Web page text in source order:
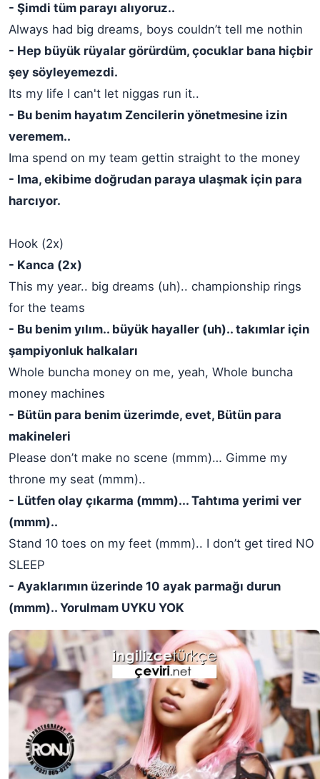
- Şimdi tüm parayı alıyoruz..
Always had big dreams, boys couldn’t tell me nothin
- Hep büyük rüyalar görürdüm, çocuklar bana hiçbir
şey söyleyemezdi.
Its my life I can't let niggas run it..
- Bu benim hayatım Zencilerin yönetmesine izin
veremem..
Ima spend on my team gettin straight to the money
- Ima, ekibime doğrudan paraya ulaşmak için para
harcıyor.
Hook (2x)
- Kanca (2x)
This my year.. big dreams (uh).. championship rings
for the teams
- Bu benim yılım.. büyük hayaller (uh).. takımlar için
şampiyonluk halkaları
Whole buncha money on me, yeah, Whole buncha
money machines
- Bütün para benim üzerimde, evet, Bütün para
makineleri
Please don’t make no scene (mmm)… Gimme my
throne my seat (mmm)..
- Lütfen olay çıkarma (mmm)... Tahtıma yerimi ver
(mmm)..
Stand 10 toes on my feet (mmm).. I don’t get tired NO
SLEEP
- Ayaklarımın üzerinde 10 ayak parmağı durun
(mmm).. Yorulmam UYKU YOK